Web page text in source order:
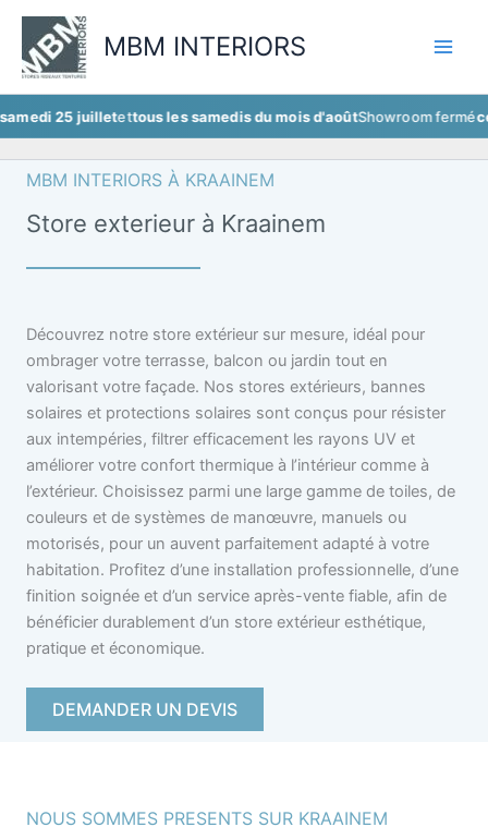
Aller
contenu
MBM INTERIORS
juillet ettous les samedis du mois d'aoûtShowroom ferméce
MBM INTERIORS À KRAAINEM
Store exterieur à Kraainem
Découvrez notre store extérieur sur mesure, idéal pour
ombrager votre terrasse, balcon ou jardin tout en
valorisant votre façade. Nos stores extérieurs, bannes
solaires et protections solaires sont conçus pour résister
aux intempéries, filtrer efficacement les rayons UV et
améliorer votre confort thermique à l’intérieur comme à
l’extérieur. Choisissez parmi une large gamme de toiles, de
couleurs et de systèmes de manœuvre, manuels ou
motorisés, pour un auvent parfaitement adapté à votre
habitation. Profitez d’une installation professionnelle, d’une
finition soignée et d’un service après-vente fiable, afin de
bénéficier durablement d’un store extérieur esthétique,
pratique et économique.
DEMANDER UN DEVIS
NOUS SOMMES PRESENTS SUR KRAAINEM